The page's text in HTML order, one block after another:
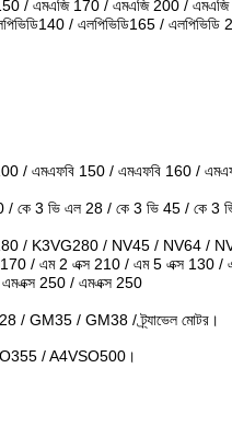
এমএজি 170 / এমএজি 200 / এমএজি
/ এলপিভিডি165 / এলপিভিডি
/ এমএফবি 150 / এমএফবি 160 /
কে 3 ভি এল 28 / কে 3 ভি 45 / কে
/ K3VG280 / NV45 / NV64 /
/ এম 2 এক্স 210 / এম 5 এক্স 130 /
250 / এমএক্স 250
/ GM38 / ট্র্যাভেল মোটর।
/ A4VSO500।